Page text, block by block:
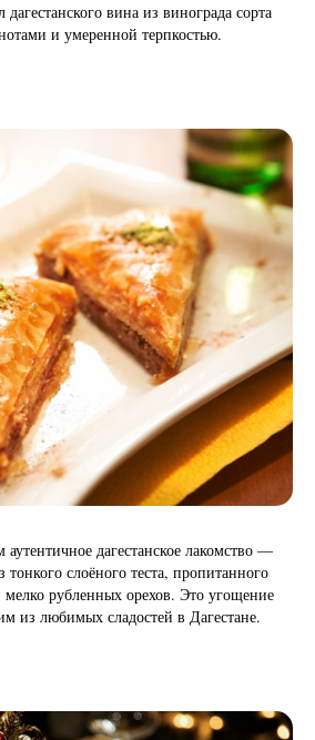
вина из винограда сорта
и умеренной терпкостью.
дагестанское лакомство —
слоёного теста, пропитанного
рубленных орехов. Это угощение
из любимых сладостей в Дагестане.